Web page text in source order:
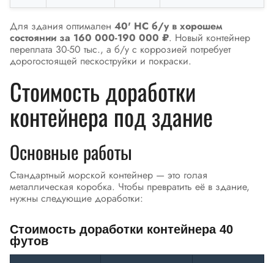
Для здания оптимален 40' HC б/у в хорошем
состоянии за 160 000-190 000 ₽. Новый контейнер
переплата 30-50 тыс., а б/у с коррозией потребует
дорогостоящей пескоструйки и покраски.
Стоимость доработки
контейнера под здание
Основные работы
Стандартный морской контейнер — это голая
металлическая коробка. Чтобы превратить её в здание,
нужны следующие доработки:
Стоимость доработки контейнера 40
футов